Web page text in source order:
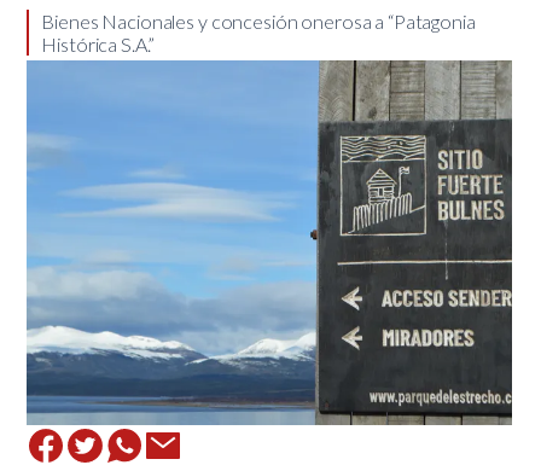
​Bienes Nacionales y concesión onerosa a “Patagonia
Histórica S.A.”